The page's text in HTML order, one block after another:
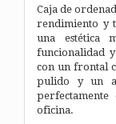
Caja de
rendimiento y
una estética
funcionalidad
con un frontal
pulido y un
perfectamente
oficina.